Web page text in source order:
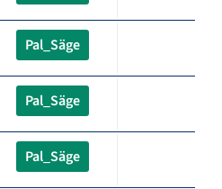
Pal_Säge
Pal_Säge
Pal_Säge